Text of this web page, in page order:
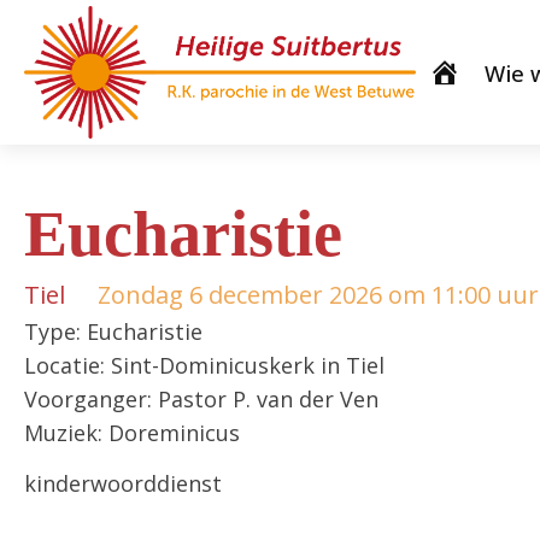
Wie
Eucharistie
Tiel Zondag 6 december 2026 om 11:00 uur
Type: Eucharistie
Locatie: Sint-Dominicuskerk in Tiel
Voorganger: Pastor P. van der Ven
Muziek: Doreminicus
kinderwoorddienst